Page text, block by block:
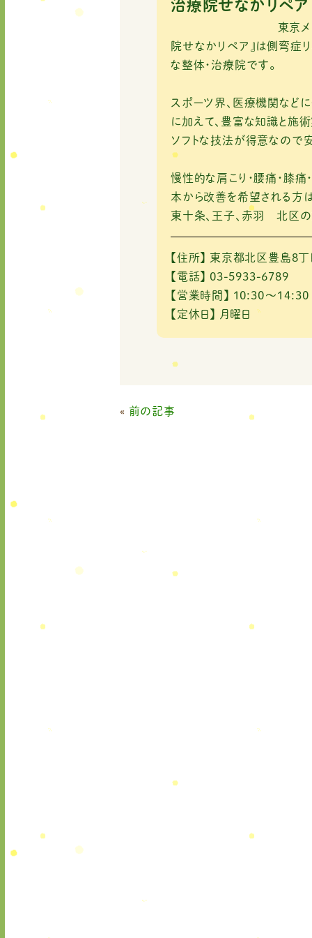
o
o
k
治療院せなかリペア
東京メトロ南北線
院せなかリペア』は側弯症
な整体・治療院です。
スポーツ界、医療機関など
に加えて、豊富な知識と施
ソフトな技法が得意なので
慢性的な肩こり・腰痛・膝
本から改善を希望される方
東十条、王子、赤羽 北区の
【住所】
東京都北区豊島8丁
【電話】
03-5933-6789
【営業時間】
10:30～
【定休日】
月曜日
« 前の記事